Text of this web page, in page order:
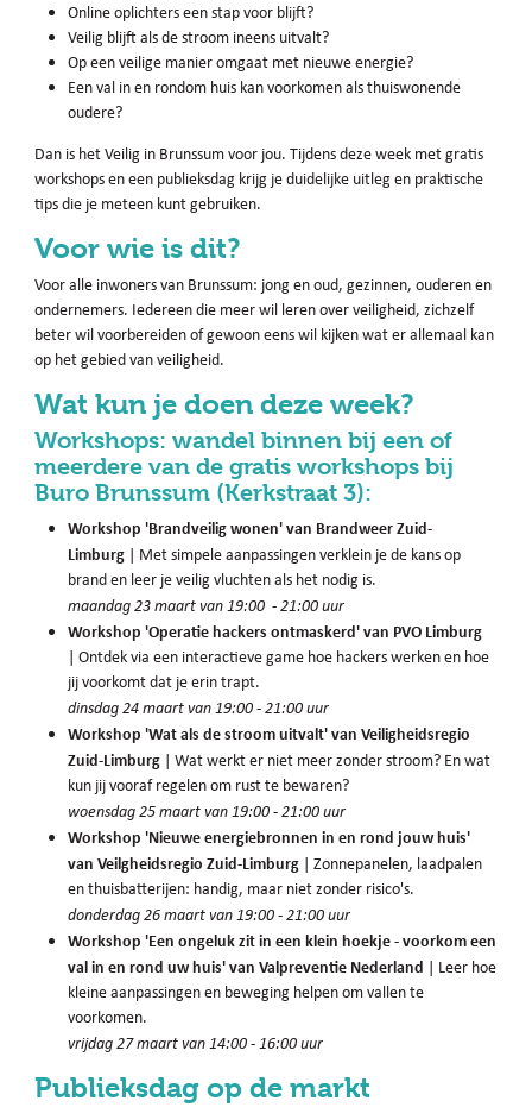
Online oplichters een stap voor blijft?
Veilig blijft als de stroom ineens uitvalt?
Op een veilige manier omgaat met nieuwe energie?
Een val in en rondom huis kan voorkomen als thuiswonende
oudere?
Dan is het Veilig in Brunssum voor jou. Tijdens deze week met gratis
workshops en een publieksdag krijg je duidelijke uitleg en praktische
tips die je meteen kunt gebruiken.
Voor wie is dit?
Voor alle inwoners van Brunssum: jong en oud, gezinnen, ouderen en
ondernemers. Iedereen die meer wil leren over veiligheid, zichzelf
beter wil voorbereiden of gewoon eens wil kijken wat er allemaal kan
op het gebied van veiligheid.
Wat kun je doen deze week?
Workshops: wandel binnen bij een of
meerdere van de gratis workshops bij
Buro Brunssum (Kerkstraat 3):
Workshop 'Brandveilig wonen' van Brandweer Zuid-
Limburg | Met simpele aanpassingen verklein je de kans op
brand en leer je veilig vluchten als het nodig is.
maandag 23 maart van 19:00 - 21:00 uur
Workshop 'Operatie hackers ontmaskerd' van PVO Limburg
| Ontdek via een interactieve game hoe hackers werken en hoe
jij voorkomt dat je erin trapt.
dinsdag 24 maart van 19:00 - 21:00 uur
Workshop 'Wat als de stroom uitvalt' van Veiligheidsregio
Zuid-Limburg | Wat werkt er niet meer zonder stroom? En wat
kun jij vooraf regelen om rust te bewaren?
woensdag 25 maart van 19:00 - 21:00 uur
Workshop 'Nieuwe energiebronnen in en rond jouw huis'
van Veilgheidsregio Zuid-Limburg | Zonnepanelen, laadpalen
en thuisbatterijen: handig, maar niet zonder risico's.
donderdag 26 maart van 19:00 - 21:00 uur
Workshop 'Een ongeluk zit in een klein hoekje - voorkom een
val in en rond uw huis' van Valpreventie Nederland | Leer hoe
kleine aanpassingen en beweging helpen om vallen te
voorkomen.
vrijdag 27 maart van 14:00 - 16:00 uur
Publieksdag op de markt